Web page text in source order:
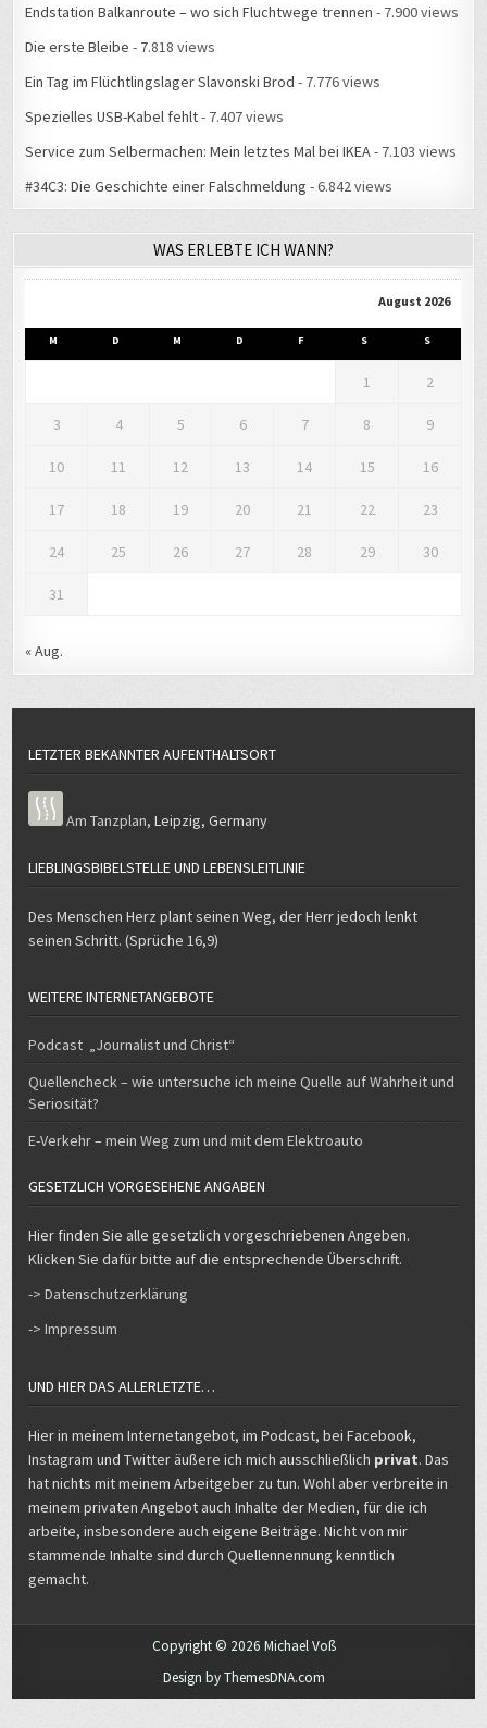
Endstation Balkanroute – wo sich Fluchtwege trennen - 7.900 views
Die erste Bleibe - 7.818 views
Ein Tag im Flüchtlingslager Slavonski Brod - 7.776 views
Spezielles USB-Kabel fehlt- 7.407 views
Service zum Selbermachen: Mein letztes Mal bei IKEA- 7.103 views
#34C3: Die Geschichte einer Falschmeldung - 6.842 views
WAS ERLEBTE ICH WANN?
August 2026
M D M D F S S
1 2
3 4 5 6 7 8 9
10 11 12 13 14 15 16
17 18 19 20 21 22 23
24 25 26 27 28 29 30
31
« Aug.
LETZTER BEKANNTER AUFENTHALTSORT
Am Tanzplan,Leipzig,Germany
LIEBLINGSBIBELSTELLE UND LEBENSLEITLINIE
Des Menschen Herz plant seinen Weg, der Herr jedoch lenkt
seinen Schritt. (Sprüche 16,9)
WEITERE INTERNETANGEBOTE
Podcast „Journalist und Christ“
Quellencheck – wie untersuche ich meine Quelle auf Wahrheit und
Seriosität?
E-Verkehr – mein Weg zum und mit dem Elektroauto
GESETZLICH VORGESEHENE ANGABEN
Hier finden Sie alle gesetzlich vorgeschriebenen Angeben.
Klicken Sie dafür bitte auf die entsprechende Überschrift.
-> Datenschutzerklärung
-> Impressum
UND HIER DAS ALLERLETZTE…
Hier in meinem Internetangebot, im Podcast, bei Facebook,
Instagram und Twitter äußere ich mich ausschließlich privat. Das
hat nichts mit meinem Arbeitgeber zu tun. Wohl aber verbreite in
meinem privaten Angebot auch Inhalte der Medien, für die ich
arbeite, insbesondere auch eigene Beiträge. Nicht von mir
stammende Inhalte sind durch Quellennennung kenntlich
gemacht.
Copyright © 2026 Michael Voß
Design by ThemesDNA.com